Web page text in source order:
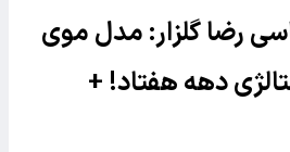
رضا گلزار: مدل موی
دهه هفتاد! +